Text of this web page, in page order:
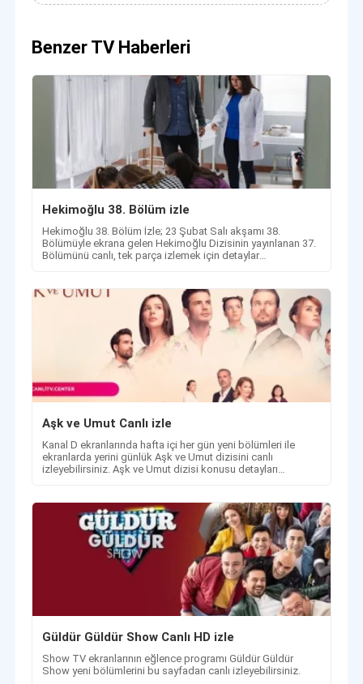
Benzer TV Haberleri
Hekimoğlu 38. Bölüm izle
Hekimoğlu 38. Bölüm İzle; 23 Şubat Salı akşamı 38.
Bölümüyle ekrana gelen Hekimoğlu Dizisinin yayınlanan 37.
Bölümünü canlı, tek parça izlemek için detaylar
Aşk ve Umut Canlı izle
Kanal D ekranlarında hafta içi her gün yeni bölümleri ile
ekranlarda yerini günlük Aşk ve Umut dizisini canlı
izleyebilirsiniz. Aşk ve Umut dizisi konusu detayları
Güldür Güldür Show Canlı HD izle
Show TV ekranlarının eğlence programı Güldür Güldür
Show yeni bölümlerini bu sayfadan canlı izleyebilirsiniz.